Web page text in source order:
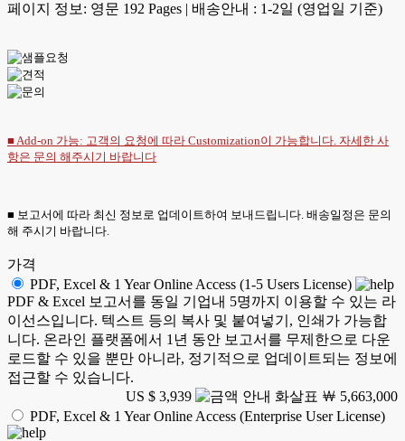
페이지 정보: 영문 192 Pages | 배송안내 : 1-2일 (영업일 기준)
■ Add-on 가능: 고객의 요청에 따라 Customization이 가능합니다. 자세한 사
항은 문의 해주시기 바랍니다
■ 보고서에 따라 최신 정보로 업데이트하여 보내드립니다. 배송일정은 문의
해 주시기 바랍니다.
가격
PDF, Excel & 1 Year Online Access (1-5 Users License)
PDF & Excel 보고서를 동일 기업내 5명까지 이용할 수 있는 라
이선스입니다. 텍스트 등의 복사 및 붙여넣기, 인쇄가 가능합
니다. 온라인 플랫폼에서 1년 동안 보고서를 무제한으로 다운
로드할 수 있을 뿐만 아니라, 정기적으로 업데이트되는 정보에
접근할 수 있습니다.
US $ 3,939
￦ 5,663,000
PDF, Excel & 1 Year Online Access (Enterprise User License)